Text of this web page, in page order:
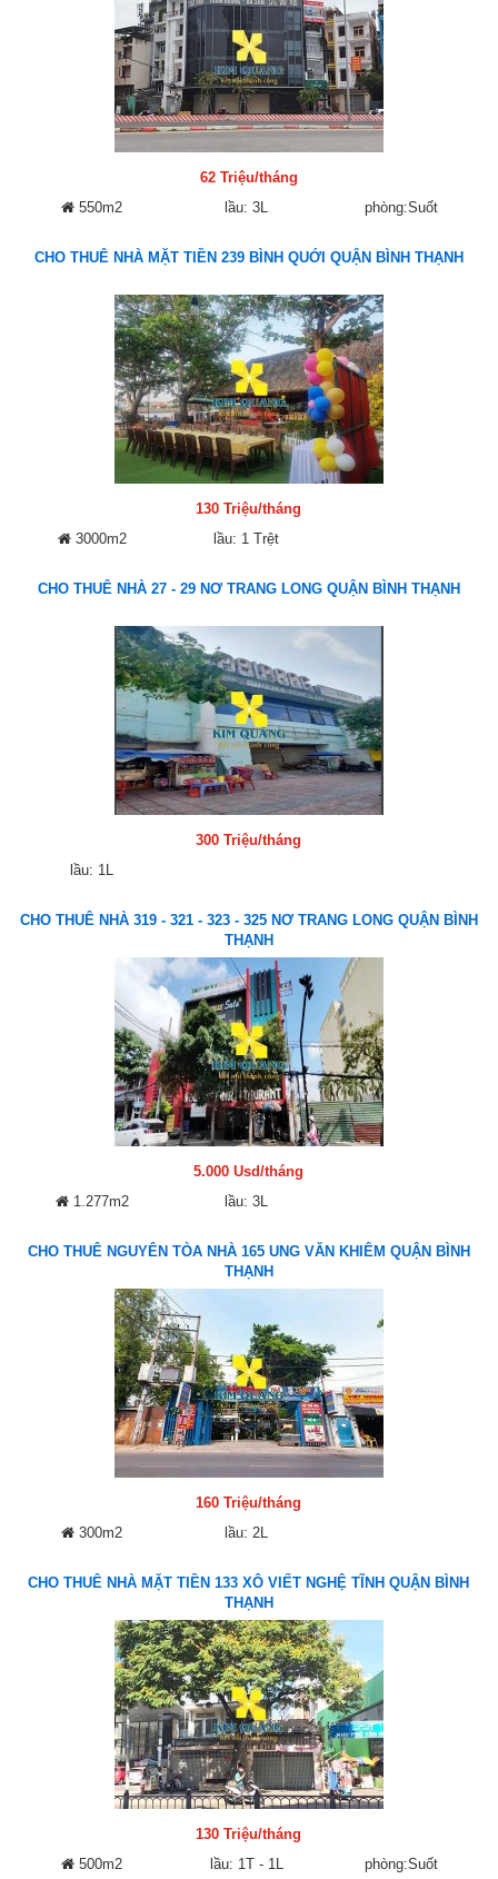
62 Triệu/tháng
550m2
lầu: 3L phòng:Suốt
CHO THUÊ NHÀ MẶT TIỀN 239 BÌNH QUỚI QUẬN BÌNH THẠNH
130 Triệu/tháng
3000m2
lầu: 1 Trệt
CHO THUÊ NHÀ 27 - 29 NƠ TRANG LONG QUẬN BÌNH THẠNH
300 Triệu/tháng
lầu: 1L
CHO THUÊ NHÀ 319 - 321 - 323 - 325 NƠ TRANG LONG QUẬN BÌNH
THẠNH
5.000 Usd/tháng
1.277m2
lầu: 3L
CHO THUÊ NGUYÊN TÒA NHÀ 165 UNG VĂN KHIÊM QUẬN BÌNH
THẠNH
160 Triệu/tháng
300m2
lầu: 2L
CHO THUÊ NHÀ MẶT TIỀN 133 XÔ VIẾT NGHỆ TĨNH QUẬN BÌNH
THẠNH
130 Triệu/tháng
500m2
lầu: 1T - 1L phòng:Suốt